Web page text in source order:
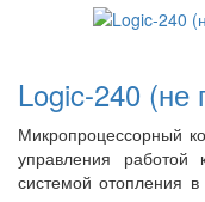
Logic-240 (не
Микропроцессорный
управления работой
системой отопления